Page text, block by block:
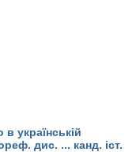
українській
дис. ... канд. іст.